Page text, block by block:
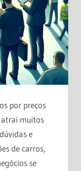
por preços
atrai muitos
e
de carros,
se